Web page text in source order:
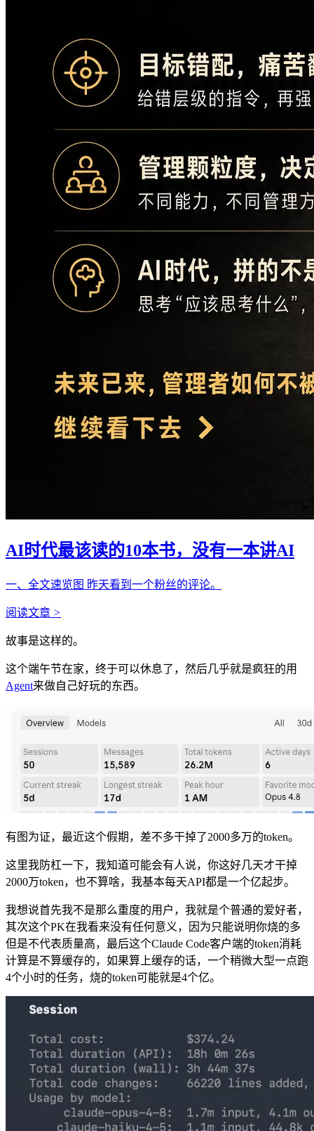
AI时代最该读的10本书，没有一本讲AI
一、全文速览图 昨天看到一个粉丝的评论。
阅读文章 >
故事是这样的。
这个端午节在家，终于可以休息了，然后几乎就是疯狂的用
Agent来做自己好玩的东西。
有图为证，最近这个假期，差不多干掉了2000多万的token。
这里我防杠一下，我知道可能会有人说，你这好几天才干掉
2000万token，也不算啥，我基本每天API都是一个亿起步。
我想说首先我不是那么重度的用户，我就是个普通的爱好者，
其次这个PK在我看来没有任何意义，因为只能说明你烧的多
但是不代表质量高，最后这个Claude Code客户端的token消耗
计算是不算缓存的，如果算上缓存的话，一个稍微大型一点跑
4个小时的任务，烧的token可能就是4个亿。